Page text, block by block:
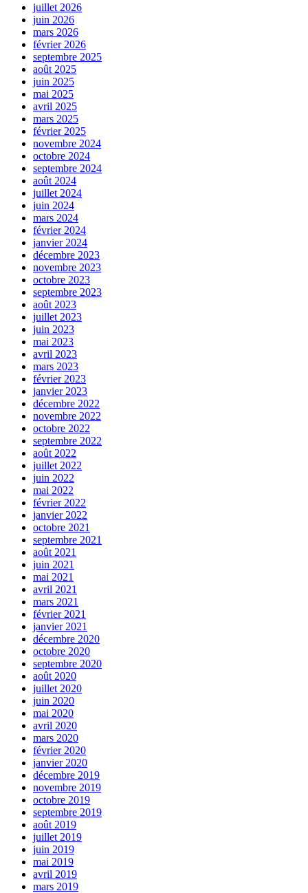
juillet 2026
juin 2026
mars 2026
février 2026
septembre 2025
août 2025
juin 2025
mai 2025
avril 2025
mars 2025
février 2025
novembre 2024
octobre 2024
septembre 2024
août 2024
juillet 2024
juin 2024
mars 2024
février 2024
janvier 2024
décembre 2023
novembre 2023
octobre 2023
septembre 2023
août 2023
juillet 2023
juin 2023
mai 2023
avril 2023
mars 2023
février 2023
janvier 2023
décembre 2022
novembre 2022
octobre 2022
septembre 2022
août 2022
juillet 2022
juin 2022
mai 2022
février 2022
janvier 2022
octobre 2021
septembre 2021
août 2021
juin 2021
mai 2021
avril 2021
mars 2021
février 2021
janvier 2021
décembre 2020
octobre 2020
septembre 2020
août 2020
juillet 2020
juin 2020
mai 2020
avril 2020
mars 2020
février 2020
janvier 2020
décembre 2019
novembre 2019
octobre 2019
septembre 2019
août 2019
juillet 2019
juin 2019
mai 2019
avril 2019
mars 2019